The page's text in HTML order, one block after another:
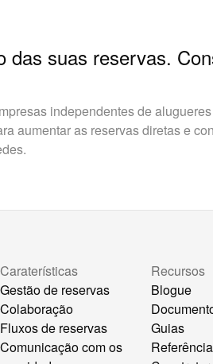
das suas reservas.
independentes de
aumentar as reservas diretas e
Caraterísticas
Gestão de reservas
Colaboração
Fluxos de reservas
Comunicação com os
Recursos
Blogue
Guias